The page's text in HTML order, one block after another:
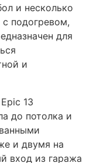
и несколько
подогревом,
для
и
13
до потолка и
и двумя на
вход из гаража